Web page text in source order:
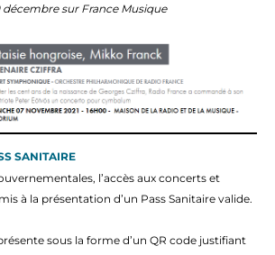
sur France Musique
SANITAIRE
l’accès aux concerts et
à la présentation d’un Pass Sanitaire valide.
sous la forme d’un QR code justifiant